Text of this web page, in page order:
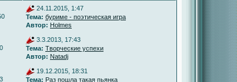
24.11.2015, 1:47
Тема: буриме - поэтическая игра
Автор: Holmes
3.3.2013, 17:43
Тема: Творческие успехи
Автор: Natadj
19.12.2015, 18:31
Тема: Раз пошла такая пьянка